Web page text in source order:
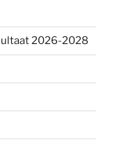
2026-2028